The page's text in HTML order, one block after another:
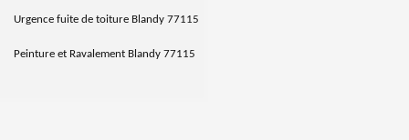
Urgence fuite de toiture Blandy 77115
Peinture et Ravalement Blandy 77115